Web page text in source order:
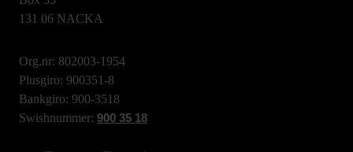
131 06 NACKA
Org.nr: 802003-1954
Plusgiro: 900351-8
Bankgiro: 900-3518
Swishnummer: 900 35 18